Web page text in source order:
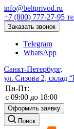
info@beltprivod.ru
+7 (800) 777-27-95
Заказать звонок
Telegram
WhatsApp
Санкт-Петербург,
ул. Сизова 2, склад
Пн-Пт:
c 09:00 до 18:00
Оформить заявку
Поиск